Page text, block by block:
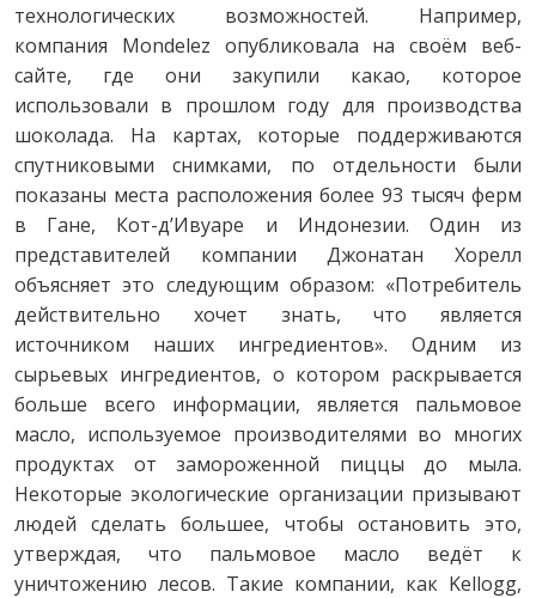
технологических возможностей. Например,
компания Mondelez опубликовала на своём веб-
сайте, где они закупили какао, которое
использовали в прошлом году для производства
шоколада. На картах, которые поддерживаются
спутниковыми снимками, по отдельности были
показаны места расположения более 93 тысяч ферм
в Гане, Кот-д’Ивуаре и Индонезии. Один из
представителей компании Джонатан Хорелл
объясняет это следующим образом: «Потребитель
действительно хочет знать, что является
источником наших ингредиентов». Одним из
сырьевых ингредиентов, о котором раскрывается
больше всего информации, является пальмовое
масло, используемое производителями во многих
продуктах от замороженной пиццы до мыла.
Некоторые экологические организации призывают
людей сделать большее, чтобы остановить это,
утверждая, что пальмовое масло ведёт к
уничтожению лесов. Такие компании, как Kellogg,